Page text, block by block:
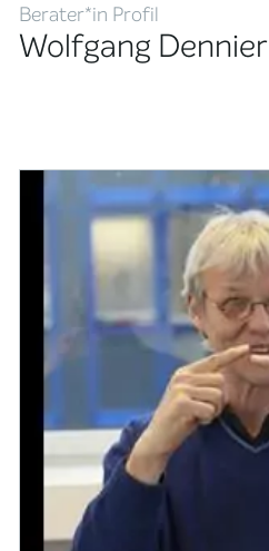
Berater*in Profil
Wolfgang Dennier